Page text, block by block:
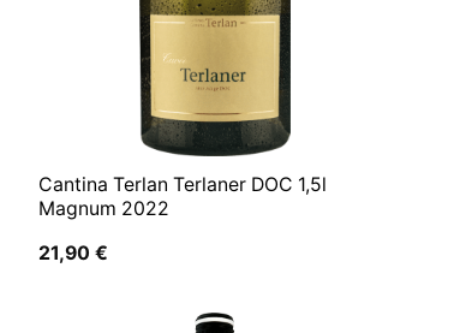
Cantina Terlan Terlaner DOC 1,5l
Magnum 2022
21,90 €